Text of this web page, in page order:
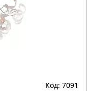
Код: 7091